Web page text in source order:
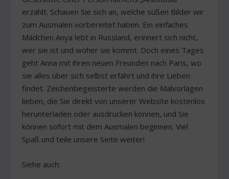
erzählt. Schauen Sie sich an, welche süßen Bilder wir
zum Ausmalen vorbereitet haben. Ein einfaches
Mädchen Anya lebt in Russland, erinnert sich nicht,
wer sie ist und woher sie kommt. Doch eines Tages
geht Anna mit ihren neuen Freunden nach Paris, wo
sie alles über sich selbst erfährt und ihre Lieben
findet. Zeichenbegeisterte werden die Malvorlagen
lieben, die Sie direkt von unserer Website kostenlos
herunterladen oder ausdrucken können, und Sie
können sofort mit dem Ausmalen beginnen. Viel
Spaß und teile unsere Seite weiter!
Siehe auch: